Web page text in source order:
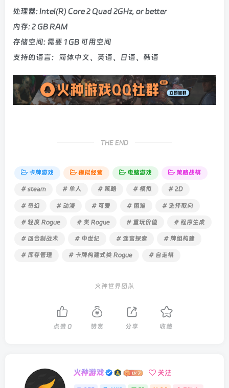
处理器: Intel(R) Core 2 Quad 2GHz, or better
内存: 2 GB RAM
存储空间: 需要 1 GB 可用空间
支持的语言：简体中文、英语、日语、韩语
THE END
卡牌游戏 模拟经营 电脑游戏 策略战棋
# steam # 单人 # 策略 # 模拟 # 2D
# 奇幻 # 动漫 # 可爱 # 困难 # 选择取向
# 轻度 Rogue # 类 Rogue # 重玩价值 # 程序生成
# 回合制战术 # 中世纪 # 迷宫探索 # 牌组构建
# 库存管理 # 卡牌构建式类 Rogue # 自走棋
火种世界团队
点赞 0 赞赏 分享 收藏
火种游戏 关注